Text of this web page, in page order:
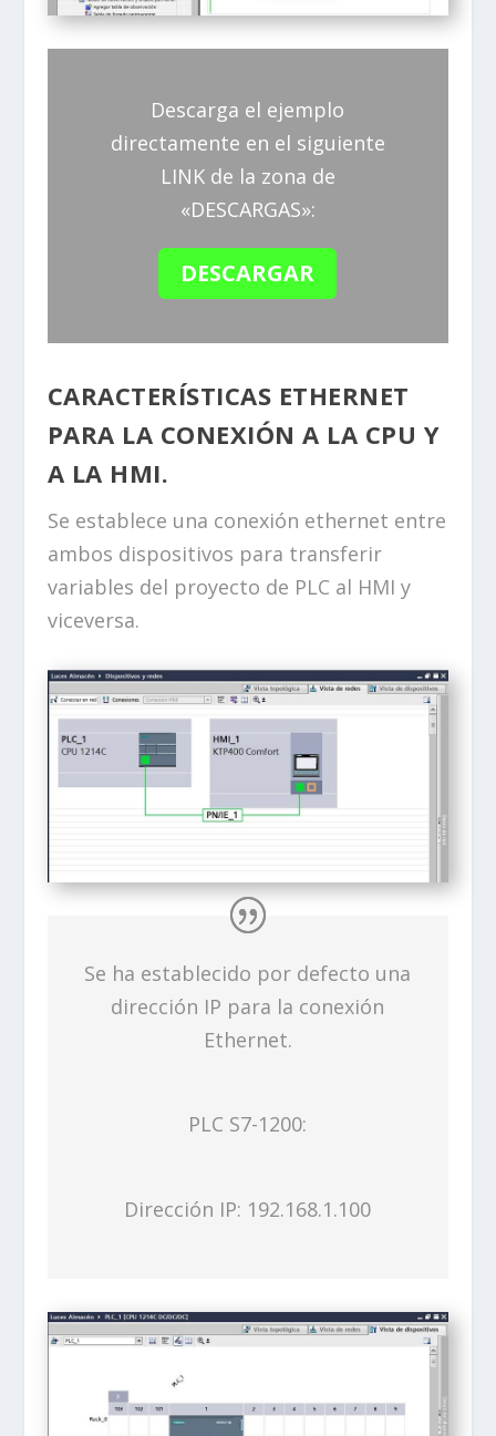
Descarga el ejemplo
directamente en el siguiente
LINK de la zona de
«DESCARGAS»:
DESCARGAR
CARACTERÍSTICAS ETHERNET
PARA LA CONEXIÓN A LA CPU Y
A LA HMI.
Se establece una conexión ethernet entre
ambos dispositivos para transferir
variables del proyecto de PLC al HMI y
viceversa.
Se ha establecido por defecto una
dirección IP para la conexión
Ethernet.
PLC S7-1200:
Dirección IP: 192.168.1.100